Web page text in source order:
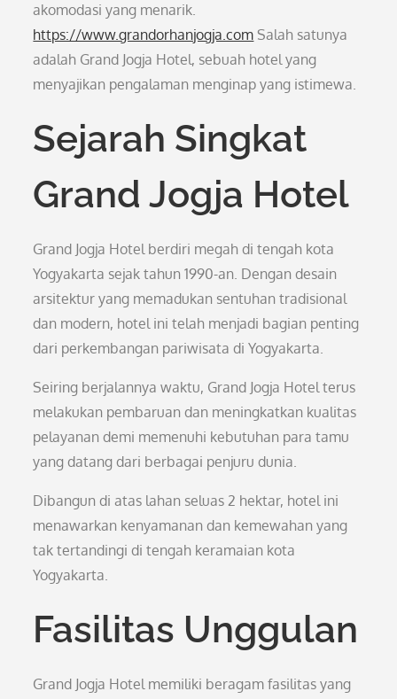
akomodasi yang menarik.
https://www.grandorhanjogja.com Salah satunya
adalah Grand Jogja Hotel, sebuah hotel yang
menyajikan pengalaman menginap yang istimewa.
Sejarah Singkat
Grand Jogja Hotel
Grand Jogja Hotel berdiri megah di tengah kota
Yogyakarta sejak tahun 1990-an. Dengan desain
arsitektur yang memadukan sentuhan tradisional
dan modern, hotel ini telah menjadi bagian penting
dari perkembangan pariwisata di Yogyakarta.
Seiring berjalannya waktu, Grand Jogja Hotel terus
melakukan pembaruan dan meningkatkan kualitas
pelayanan demi memenuhi kebutuhan para tamu
yang datang dari berbagai penjuru dunia.
Dibangun di atas lahan seluas 2 hektar, hotel ini
menawarkan kenyamanan dan kemewahan yang
tak tertandingi di tengah keramaian kota
Yogyakarta.
Fasilitas Unggulan
Grand Jogja Hotel memiliki beragam fasilitas yang